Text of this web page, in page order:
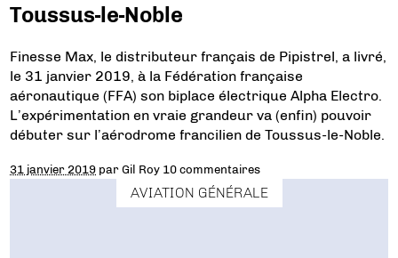
Toussus-le-Noble
Finesse Max, le distributeur français de Pipistrel, a livré,
le 31 janvier 2019, à la Fédération française
aéronautique (FFA) son biplace électrique Alpha Electro.
L’expérimentation en vraie grandeur va (enfin) pouvoir
débuter sur l’aérodrome francilien de Toussus-le-Noble.
31 janvier 2019 parGil Roy 10 commentaires
AVIATION GÉNÉRALE